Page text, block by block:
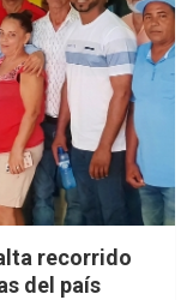
recorrido
del país